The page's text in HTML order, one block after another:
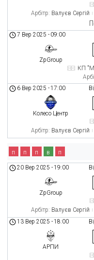
Арбітр: Валуєв Сергій
7 Вер 2025 - 09:00
ZpGroup
КП
6 Вер 2025 -17:00
Колесо Центр
Арбітр: Валуєв Сергій
п п п в п
20 Вер 2025 -19:00
ZpGroup
Арбітр: Валуєв Сергій
13 Вер 2025 -18:00
АРПИ